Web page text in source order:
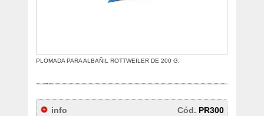
PLOMADA PARA ALBAÑIL ROTTWEILER DE 200 G.
info Cód. PR300